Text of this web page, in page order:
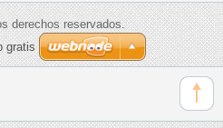
derechos reservados.
gratis